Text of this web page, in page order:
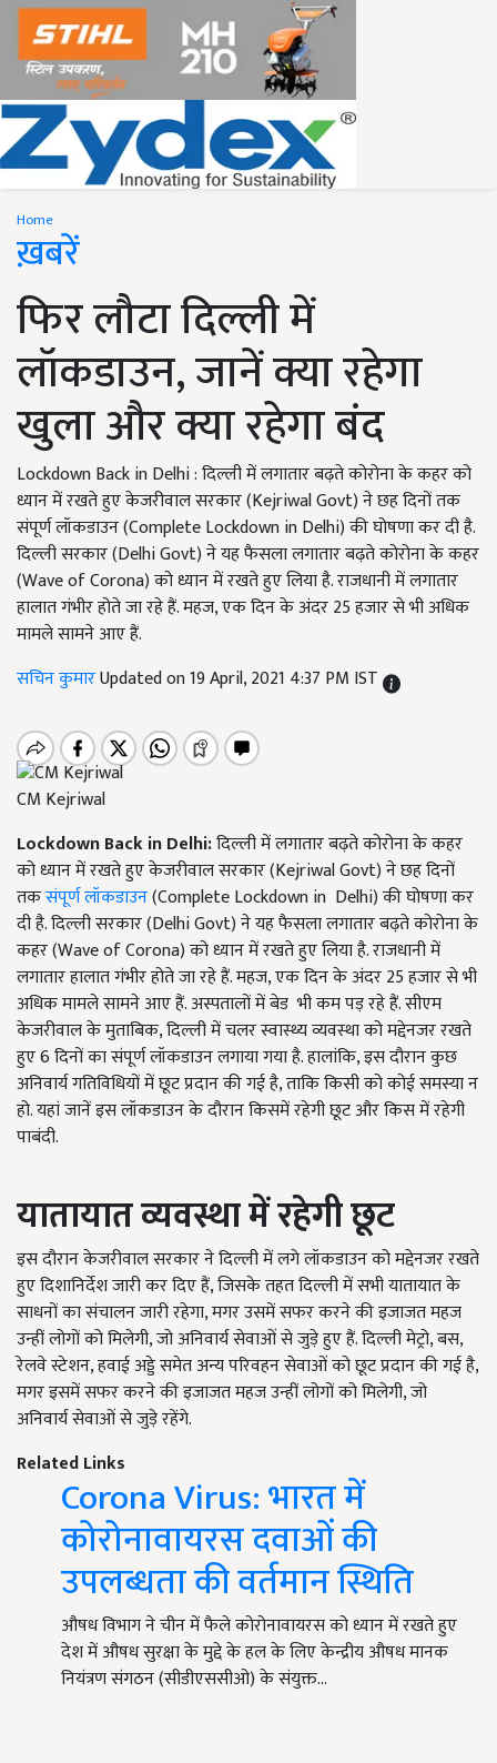
Home
ख़बरें
फिर लौटा दिल्ली में
लॉकडाउन, जानें क्या रहेगा
खुला और क्या रहेगा बंद
Lockdown Back in Delhi : दिल्ली में लगातार बढ़ते कोरोना के कहर को
ध्यान में रखते हुए केजरीवाल सरकार (Kejriwal Govt) ने छह दिनों तक
संपूर्ण लॉकडाउन (Complete Lockdown in Delhi) की घोषणा कर दी है.
दिल्ली सरकार (Delhi Govt) ने यह फैसला लगातार बढ़ते कोरोना के कहर
(Wave of Corona) को ध्यान में रखते हुए लिया है. राजधानी में लगातार
हालात गंभीर होते जा रहे हैं. महज, एक दिन के अंदर 25 हजार से भी अधिक
मामले सामने आए हैं.
सचिन कुमारUpdated on 19 April, 2021 4:37 PM IST
CM Kejriwal
Lockdown Back in Delhi:दिल्ली में लगातार बढ़ते कोरोना के कहर
को ध्यान में रखते हुए केजरीवाल सरकार (Kejriwal Govt) ने छह दिनों
तकसंपूर्ण लॉकडाउन(Complete Lockdown in Delhi) की घोषणा कर
दी है. दिल्ली सरकार (Delhi Govt) ने यह फैसला लगातार बढ़ते कोरोना के
कहर (Wave of Corona) को ध्यान में रखते हुए लिया है. राजधानी में
लगातार हालात गंभीर होते जा रहे हैं. महज, एक दिन के अंदर 25 हजार से भी
अधिक मामले सामने आए हैं. अस्पतालों में बेड भी कम पड़ रहे हैं. सीएम
केजरीवाल के मुताबिक, दिल्ली में चलर स्वास्थ्य व्यवस्था को मद्देनजर रखते
हुए 6 दिनों का संपूर्ण लॉकडाउन लगाया गया है. हालांकि, इस दौरान कुछ
अनिवार्य गतिविधियों में छूट प्रदान की गई है, ताकि किसी को कोई समस्या न
हो. यहां जानें इस लॉकडाउन के दौरान किसमें रहेगी छूट और किस में रहेगी
पाबंदी.
यातायात व्यवस्था में रहेगी छूट
इस दौरान केजरीवाल सरकार ने दिल्ली में लगे लॉकडाउन को मद्देनजर रखते
हुए दिशानिर्देश जारी कर दिए हैं, जिसके तहत दिल्ली में सभी यातायात के
साधनों का संचालन जारी रहेगा, मगर उसमें सफर करने की इजाजत महज
उन्हीं लोगों को मिलेगी, जो अनिवार्य सेवाओं से जुड़े हुए हैं. दिल्ली मेट्रो, बस,
रेलवे स्टेशन, हवाई अड्डे समेत अन्य परिवहन सेवाओं को छूट प्रदान की गई है,
मगर इसमें सफर करने की इजाजत महज उन्हीं लोगों को मिलेगी, जो
अनिवार्य सेवाओं से जुड़े रहेंगे.
Related Links
Corona Virus: भारत में
कोरोनावायरस दवाओं की
उपलब्धता की वर्तमान स्थिति
औषध विभाग ने चीन में फैले कोरोनावायरस को ध्यान में रखते हुए
देश में औषध सुरक्षा के मुद्दे के हल के लिए केन्द्रीय औषध मानक
नियंत्रण संगठन (सीडीएससीओ) के संयुक्त…